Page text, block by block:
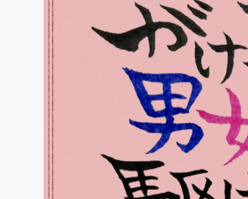
テクノロジー・ガジェット
映像・映画
ビジネス・起業
まちづくり・地域活性化